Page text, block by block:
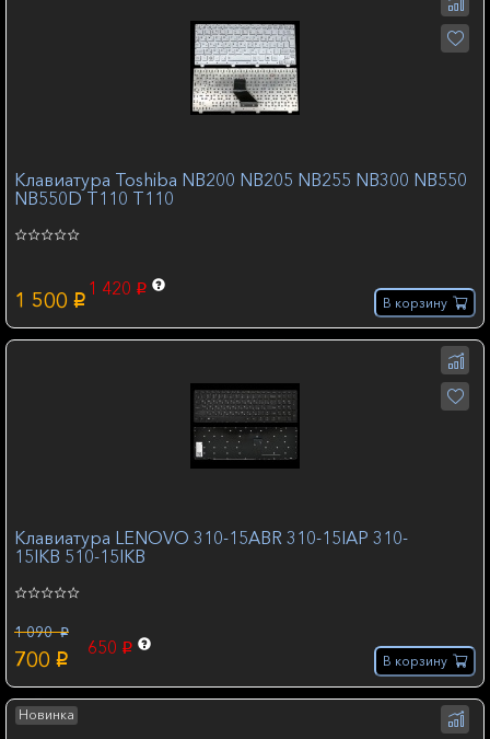
Клавиатура Toshiba NB200 NB205 NB255 NB300 NB550
NB550D T110 T110
1 500 p
1 420 p
В корзину
Клавиатура LENOVO 310-15ABR 310-15IAP 310-
15IKB 510-15IKB
1 090 p
700 p
650 p
В корзину
Новинка